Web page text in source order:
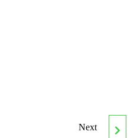
CURSO PRÁCTICONext